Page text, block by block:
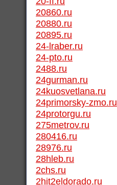
20860.ru
20880.ru
20895.ru
24-lraber.ru
24-pto.ru
2488.ru
24gurman.ru
24kuosvetlana.ru
24primorsky-zmo.ru
24protorgu.ru
275metrov.ru
280416.ru
28976.ru
28hleb.ru
2chs.ru
2hit2eldorado.ru